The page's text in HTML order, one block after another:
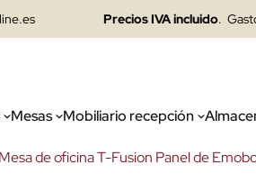
Precios IVA incluido.
Mesas Mobiliario recepción
Mesa de oficina T-Fusion Panel de